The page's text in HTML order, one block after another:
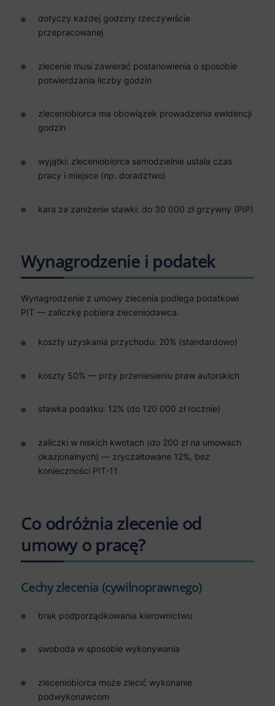
dotyczy każdej godziny rzeczywiście
przepracowanej
zlecenie musi zawierać postanowienia o sposobie
potwierdzania liczby godzin
zleceniobiorca ma obowiązek prowadzenia ewidencji
godzin
wyjątki: zleceniobiorca samodzielnie ustala czas
pracy i miejsce (np. doradztwo)
kara za zaniżenie stawki: do 30 000 zł grzywny (PIP)
Wynagrodzenie i podatek
Wynagrodzenie z umowy zlecenia podlega podatkowi
PIT — zaliczkę pobiera zleceniodawca.
koszty uzyskania przychodu: 20% (standardowo)
koszty 50% — przy przeniesieniu praw autorskich
stawka podatku: 12% (do 120 000 zł rocznie)
zaliczki w niskich kwotach (do 200 zł na umowach
okazjonalnych) — zryczałtowane 12%, bez
konieczności PIT-11
Co odróżnia zlecenie od
umowy o pracę?
Cechy zlecenia (cywilnoprawnego)
brak podporządkowania kierownictwu
swoboda w sposobie wykonywania
zleceniobiorca może zlecić wykonanie
podwykonawcom